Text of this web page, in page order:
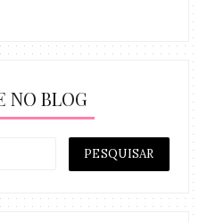
NO BLOG